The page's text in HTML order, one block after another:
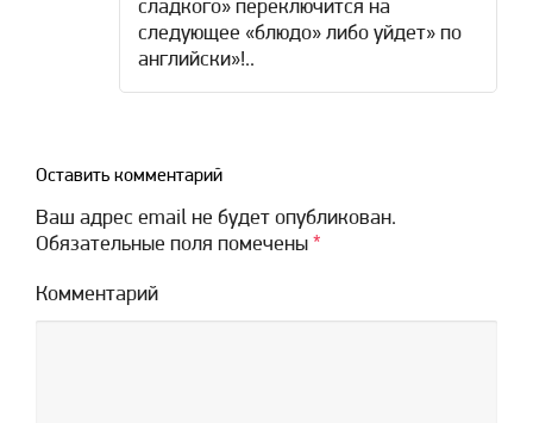
сладкого» переключится на
следующее «блюдо» либо уйдет» по
английски»!..
Оставить комментарий
Ваш адрес email не будет опубликован.
Обязательные поля помечены *
Комментарий